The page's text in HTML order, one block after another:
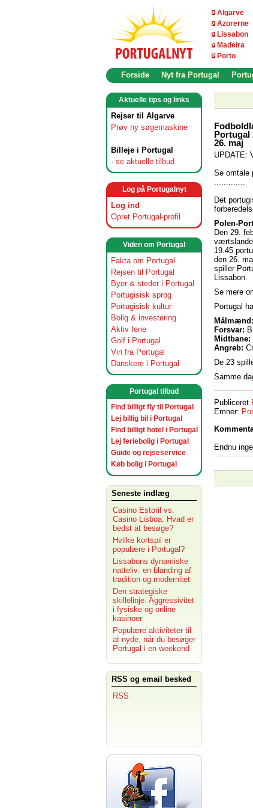
Algarve
Azorerne
Lissabon
Madeira
Porto
Forside Nyt fra Portugal
Aktuelle tips og links
Rejser til Algarve
Prøv ny søgemaskine
Billeje i Portugal
- se aktuelle tilbud
Log på Portugalnyt
Log ind
Opret Portugal-profil
Viden om Portugal
Fakta om Portugal
Rejsen til Portugal
Byer & steder i Portugal
Portugisisk sprog
Portugisisk kultur
Bolig & investering
Aktiv ferie
Golf i Portugal
Vin fra Portugal
Danskere i Portugal
Portugal tilbud
Find billigt fly til Portugal
Lej billig bil i Portugal
Find billigt hotel i Portugal
Lej feriebolig i Portugal
Guide og rejseservice
Køb bolig i Portugal
Seneste indlæg
Casino Estoril vs.
Casino Lisboa: Hvad er
bedst at besøge?
Hvilke kortspil er
populære i Portugal?
Lissabons dynamiske
natteliv: en blanding af
tradition og modernitet
Den strategiske
skillelinje: Aggressivitet
i fysiske og online
kasinoer
Populære aktiviteter til
at nyde, når du besøger
Portugal i en weekend
RSS og email besked
RSS
Portugal
26. maj
UPDATE:
Se omtale
Det
Polen-
Den 29.
19.45
den 26.
spiller
Lissabon.
Se mere
Portugal
Målmænd:
Forsvar:
Midtbane:
Angreb:
De 23
Samme
Publiceret
Emner:
Endnu